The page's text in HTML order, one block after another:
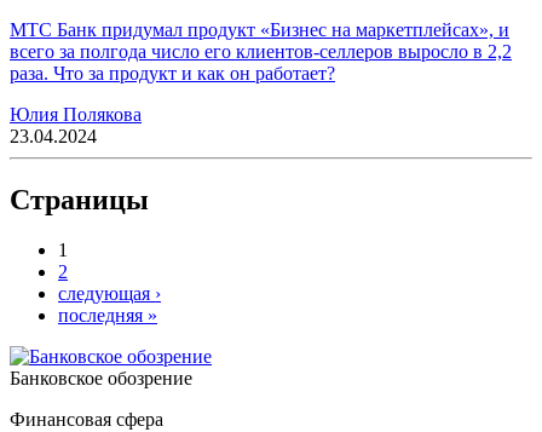
МТС Банк придумал продукт «Бизнес на маркетплейсах», и
всего за полгода число его клиентов-селлеров выросло в 2,2
раза. Что за продукт и как он работает?
Юлия Полякова
23.04.2024
Страницы
1
2
следующая ›
последняя »
Банковское обозрение
Финансовая сфера